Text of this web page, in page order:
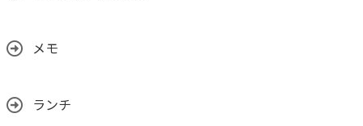
メモ
ランチ